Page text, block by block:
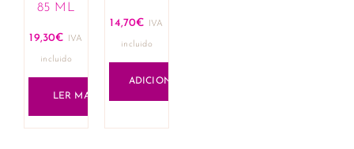
85 ML
19,30€ IVA
incluido
LER MAIS
14,70€ IVA
incluido
ADICIONAR